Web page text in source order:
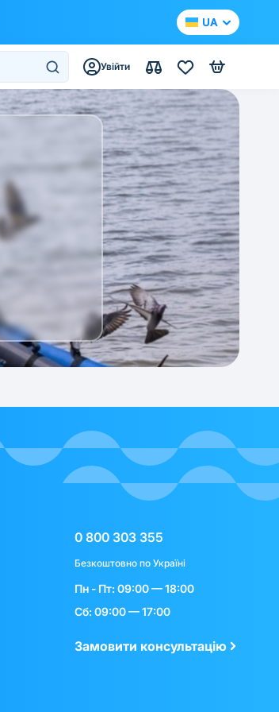
UA
Увійти
0 800 303 355
Безкоштовно по Україні
Пн - Пт: 09:00 — 18:00
Сб: 09:00 — 17:00
Замовити консультацію